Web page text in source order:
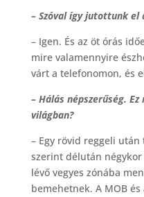
– Szóval így jutottunk
– Igen. És az öt órás
mire valamennyire
várt a telefonomon, és
– Hálás népszerűség.
világban?
– Egy rövid reggeli
szerint délután
lévő vegyes zónába
bemehetnek. A MOB